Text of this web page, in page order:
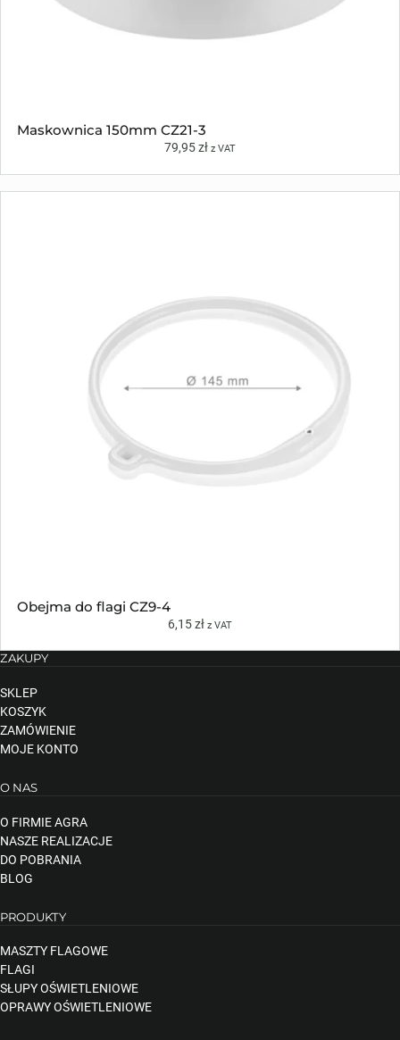
Maskownica 150mm CZ21-3
79,95zł z VAT
Obejma do flagi CZ9-4
6,15zł z VAT
ZAKUPY
SKLEP
KOSZYK
ZAMÓWIENIE
MOJE KONTO
O NAS
O FIRMIE AGRA
NASZE REALIZACJE
DO POBRANIA
BLOG
PRODUKTY
MASZTY FLAGOWE
FLAGI
SŁUPY OŚWIETLENIOWE
OPRAWY OŚWIETLENIOWE